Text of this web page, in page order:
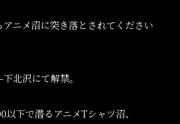
アニメ沼に突き落とされてください
北沢にて解禁。
下で潜るアニメTシャツ沼、